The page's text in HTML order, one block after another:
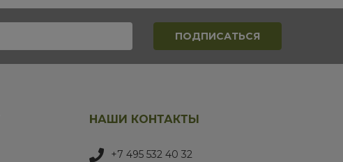
НАШИ КОНТАКТЫ
+7 495 532 40 32